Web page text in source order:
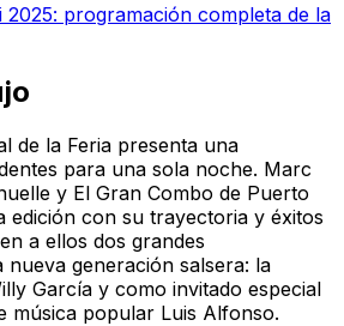
2025: programación completa de la
de la Feria presenta una
para una sola noche. Marc
y El Gran Combo de Puerto
edición con su trayectoria y éxitos
a ellos dos grandes
nueva generación salsera: la
García y como invitado especial
música popular Luis Alfonso.